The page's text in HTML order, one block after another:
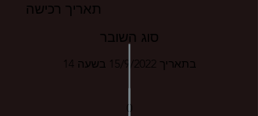
תאריך רכישה
סוג השובר
בתאריך 15/9/2022 בשעה 14
0